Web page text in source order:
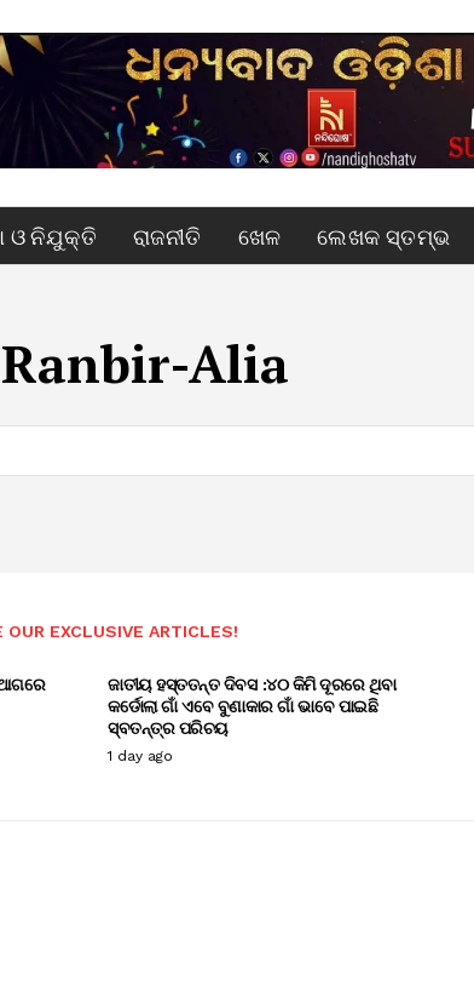
ଓ ନିଯୁକ୍ତି ରାଜନୀତି ଖେଳ ଲେଖକ ସ୍ତମ୍ଭ
Ranbir-Alia
OUR EXCLUSIVE ARTICLES!
ଜାତୀୟ ହସ୍ତତନ୍ତ ଦିବସ :୪୦ କିମି ଦୂରରେ ଥିବା
କର୍ଡୋଲା ଗାଁ ଏବେ ବୁଣାକାର ଗାଁ ଭାବେ ପାଇଛି
ସ୍ବତନ୍ତ୍ର ପରିଚୟ
1 day ago